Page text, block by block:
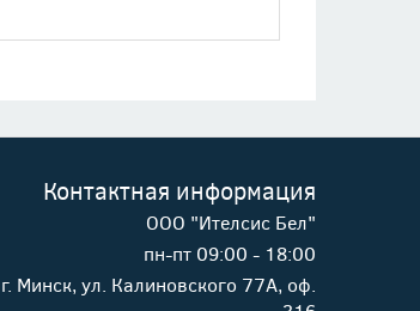
Контактная информация
ООО "Ителсис Бел"
пн-пт 09:00 - 18:00
г. Минск, ул. Калиновского 77А, оф.